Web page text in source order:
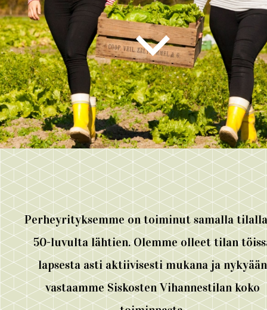
Perheyrityksemme on toiminut samalla
50-luvulta lähtien. Olemme olleet tilan
lapsesta asti aktiivisesti mukana ja nykyään
vastaamme Siskosten Vihannestilan koko